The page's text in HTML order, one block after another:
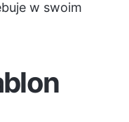
w swoim